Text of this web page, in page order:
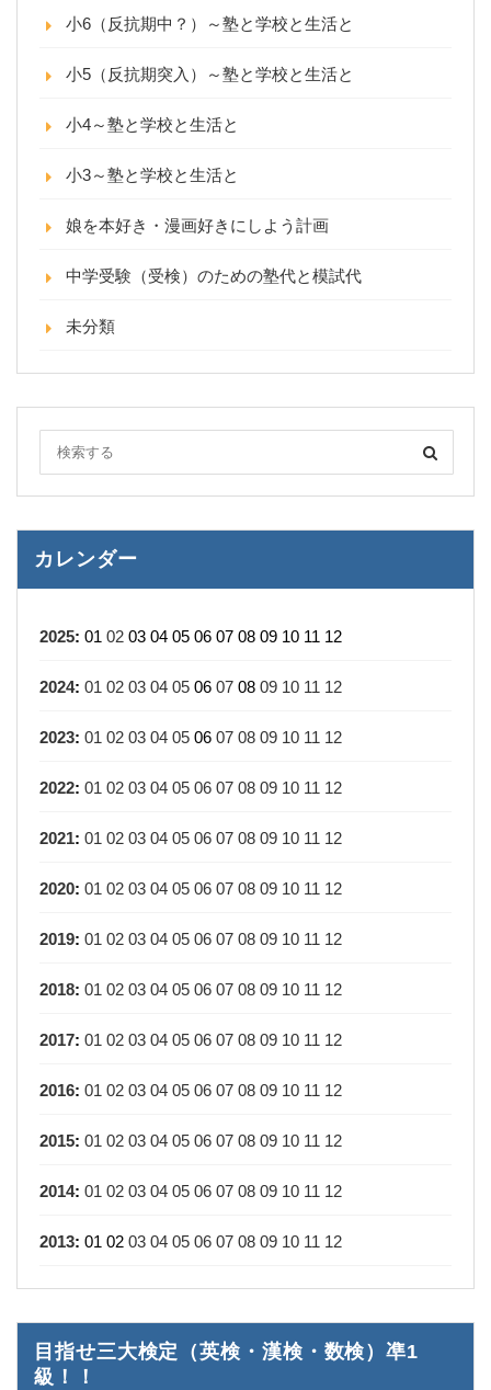
小6（反抗期中？）～塾と学校と生活と
小5（反抗期突入）～塾と学校と生活と
小4～塾と学校と生活と
小3～塾と学校と生活と
娘を本好き・漫画好きにしよう計画
中学受験（受検）のための塾代と模試代
未分類
カレンダー
2025: 01 02 03 04 05 06 07 08 09 10 11 12
2024: 01 02 03 04 05 06 07 08 09 10 11 12
2023: 01 02 03 04 05 06 07 08 09 10 11 12
2022: 01 02 03 04 05 06 07 08 09 10 11 12
2021: 01 02 03 04 05 06 07 08 09 10 11 12
2020: 01 02 03 04 05 06 07 08 09 10 11 12
2019: 01 02 03 04 05 06 07 08 09 10 11 12
2018: 01 02 03 04 05 06 07 08 09 10 11 12
2017: 01 02 03 04 05 06 07 08 09 10 11 12
2016: 01 02 03 04 05 06 07 08 09 10 11 12
2015: 01 02 03 04 05 06 07 08 09 10 11 12
2014: 01 02 03 04 05 06 07 08 09 10 11 12
2013: 01 02 03 04 05 06 07 08 09 10 11 12
目指せ三大検定（英検・漢検・数検）凖1
級！！